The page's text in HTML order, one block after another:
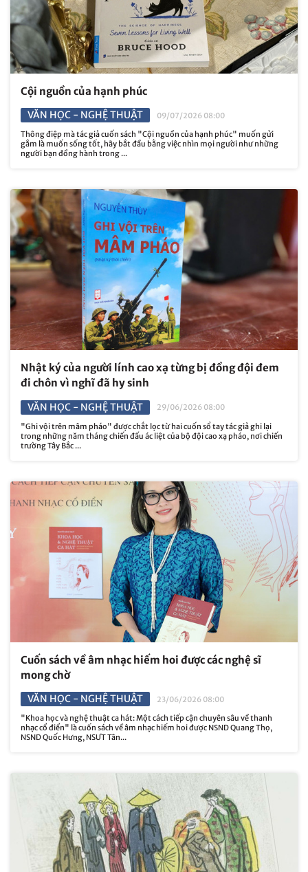
Cội nguồn của hạnh phúc
VĂN HỌC - NGHỆ THUẬT
09/07/2026 08:00
Thông điệp mà tác giả cuốn sách "Cội nguồn của hạnh phúc" muốn gửi
gắm là muốn sống tốt, hãy bắt đầu bằng việc nhìn mọi người như những
người bạn đồng hành trong ...
Nhật ký của người lính cao xạ từng bị đồng đội đem
đi chôn vì nghĩ đã hy sinh
VĂN HỌC - NGHỆ THUẬT
29/06/2026 08:00
"Ghi vội trên mâm pháo" được chắt lọc từ hai cuốn sổ tay tác giả ghi lại
trong những năm tháng chiến đấu ác liệt của bộ đội cao xạ pháo, nơi chiến
trường Tây Bắc ...
Cuốn sách về âm nhạc hiếm hoi được các nghệ sĩ
mong chờ
VĂN HỌC - NGHỆ THUẬT
23/06/2026 08:00
"Khoa học và nghệ thuật ca hát: Một cách tiếp cận chuyên sâu về thanh
nhạc cổ điển" là cuốn sách về âm nhạc hiếm hoi được NSND Quang Thọ,
NSND Quốc Hưng, NSƯT Tân...